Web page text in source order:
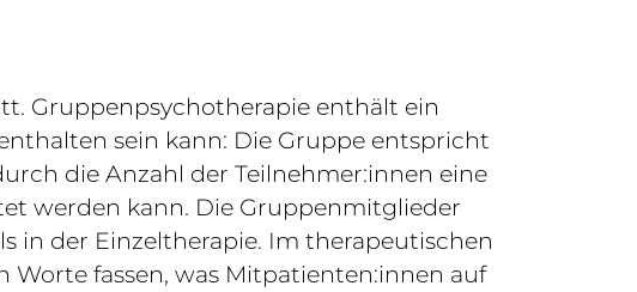
Gruppenpsychotherapie enthält ein
sein kann: Die Gruppe entspricht
die Anzahl der Teilnehmer:innen eine
werden kann. Die Gruppenmitglieder
in der Einzeltherapie. Im therapeutischen
fassen, was Mitpatienten:innen auf